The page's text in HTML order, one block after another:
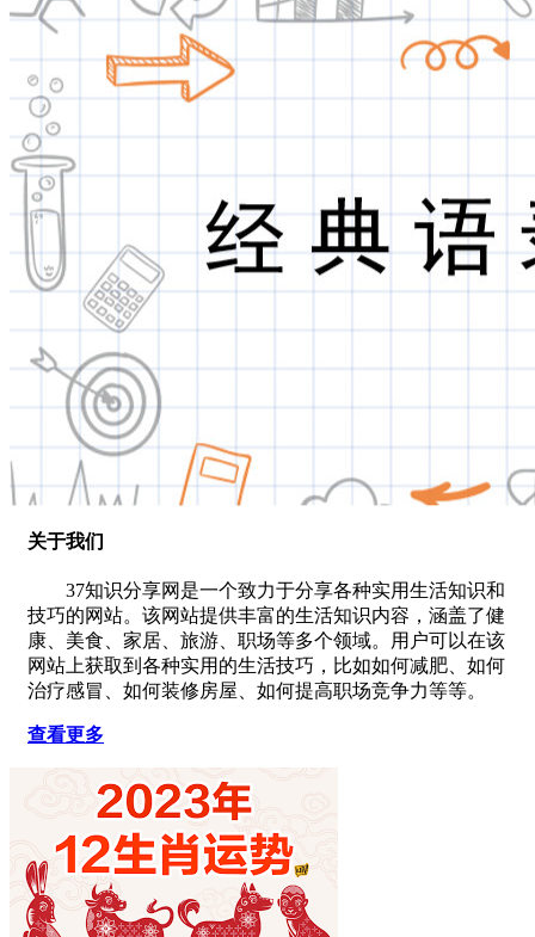
关于我们
37知识分享网是一个致力于分享各种实用生活知识和
技巧的网站。该网站提供丰富的生活知识内容，涵盖了健
康、美食、家居、旅游、职场等多个领域。用户可以在该
网站上获取到各种实用的生活技巧，比如如何减肥、如何
治疗感冒、如何装修房屋、如何提高职场竞争力等等。
查看更多